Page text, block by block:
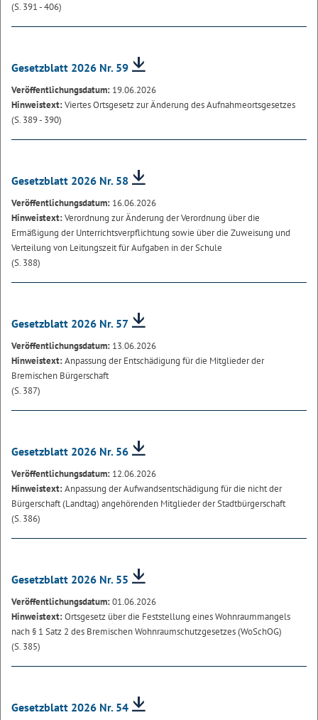
(S. 391 - 406)
Gesetzblatt 2026 Nr. 59
Veröffentlichungsdatum: 19.06.2026
Hinweistext:Viertes Ortsgesetz zur Änderung des Aufnahmeortsgesetzes
(S. 389 - 390)
Gesetzblatt 2026 Nr. 58
Veröffentlichungsdatum: 16.06.2026
Hinweistext:Verordnung zur Änderung der Verordnung über die
Ermäßigung der Unterrichtsverpflichtung sowie über die Zuweisung und
Verteilung von Leitungszeit für Aufgaben in der Schule
(S. 388)
Gesetzblatt 2026 Nr. 57
Veröffentlichungsdatum: 13.06.2026
Hinweistext:Anpassung der Entschädigung für die Mitglieder der
Bremischen Bürgerschaft
(S. 387)
Gesetzblatt 2026 Nr. 56
Veröffentlichungsdatum: 12.06.2026
Hinweistext:Anpassung der Aufwandsentschädigung für die nicht der
Bürgerschaft (Landtag) angehörenden Mitglieder der Stadtbürgerschaft
(S. 386)
Gesetzblatt 2026 Nr. 55
Veröffentlichungsdatum:01.06.2026
Hinweistext:Ortsgesetz über die Feststellung eines Wohnraummangels
nach § 1 Satz 2 des Bremischen Wohnraumschutzgesetzes (WoSchOG)
(S. 385)
Gesetzblatt 2026 Nr. 54